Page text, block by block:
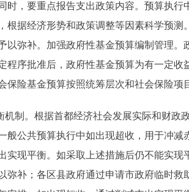
时，要重点报告支出政策内容。预算执
根据经济形势和政策调整等因素科学预
以弥补。加强政府性基金预算编制管理
程序批准后，政府性基金预算为有一定
保险基金预算按照统筹层次和社会保险项
。根据首都经济社会发展实际和财政
般公共预算执行中如出现超收，用于冲
实现平衡。如采取上述措施后仍不能实
弥补；各区县政府通过申请市政府临时